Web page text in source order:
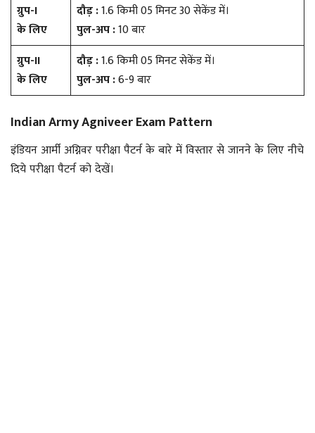
ग्रुप-I
के लिए
दौड़ :1.6 किमी 05 मिनट 30 सेकेंड में।
पुल-अप :10 बार
ग्रुप-II
के लिए
दौड़ :1.6 किमी 05 मिनट सेकेंड में।
पुल-अप :6-9 बार
Indian Army Agniveer Exam Pattern
इंडियन आर्मी अग्निवर परीक्षा पैटर्न के बारे में विस्तार से जानने के लिए नीचे
दिये परीक्षा पैटर्न को देखें।